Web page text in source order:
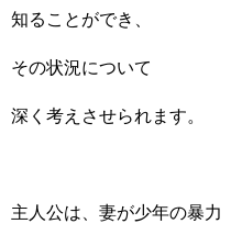
知ることができ、
その状況について
深く考えさせられます。
主人公は、妻が少年の暴力